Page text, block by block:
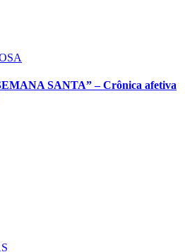
SANTA” – Crônica afetiva